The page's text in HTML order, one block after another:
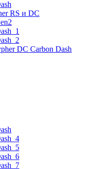
DC Carbon Dash